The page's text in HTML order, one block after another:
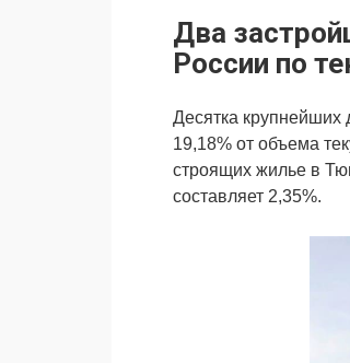
Два
России по
Десятка крупнейших
19,18% от объема
строящих жилье в
составляет 2,35%.